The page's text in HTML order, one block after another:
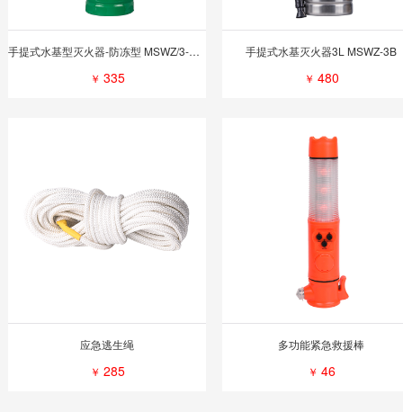
手提式水基型灭火器-防冻型 MSWZ/3-D40
￥ 335
手提式水基灭火器3L MSWZ-3B
￥ 480
应急逃生绳
￥ 285
多功能紧急救援棒
￥ 46